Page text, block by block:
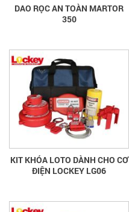
DAO RỌC AN TOÀN MARTOR
350
KIT KHÓA LOTO DÀNH CHO CƠ
ĐIỆN LOCKEY LG06